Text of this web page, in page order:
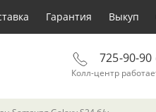
Гарантия Выкуп
725-90-
Колл-центр